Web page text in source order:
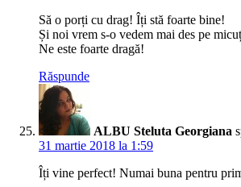
Să o porți cu drag! Îți stă foarte bine!
Și noi vrem s-o vedem mai des pe
Ne este foarte dragă!
Răspunde
ALBU Steluta Georgiana
31 martie 2018 la 1:59
Îți vine perfect! Numai buna pentru